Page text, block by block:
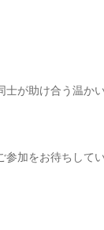
が助け合う温か
加をお待ちしてい